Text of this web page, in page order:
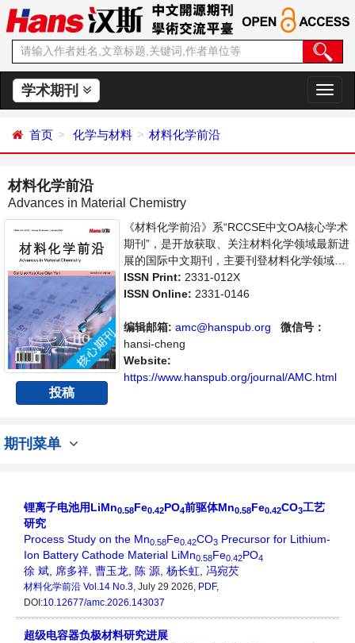
学术期刊
切
换
首页 化学与材料 材料化学前沿
材料化学前沿
Advances in Material Chemistry
投稿
《材料化学前沿》系“RCCSE中文OA核心学术
期刊”，是开放获取、关注材料化学领域最新进
展的国际中文期刊，主要刊登材料化学领域基
础研究及应用的原始性研究成果及前沿报道、
学者讨论和专业评论等多方面的论文。本刊支
术，集学术性、思想性为一体，旨在为世界范
围内的科学家、学者、科研人员提供一个传
播、分享和讨论材料化学领域内不同方向问题
与发展的交流平台。
ISSN Print: 2331-012X
ISSN Online: 2331-0146
编辑邮箱: amc@hanspub.org
微信号：
hansi-cheng
Website:
https://www.hanspub.org/journal/AMC.html
期刊菜单
锂离子电池用LiMn0.58Fe0.42PO4前驱体Mn0.58Fe0.42CO3工艺
研究
Process Study on the Mn0.58Fe0.42CO3 Precursor for Lithium-
Ion Battery Cathode Material LiMn0.58Fe0.42PO4
徐 斌 席多祥 曹玉龙 陈 源 杨长虹 冯宛芡
材料化学前沿 Vol.14 No.3, July 29 2026, PDF,
DOI:10.12677/amc.2026.143037
超级电容器负极材料研究进展